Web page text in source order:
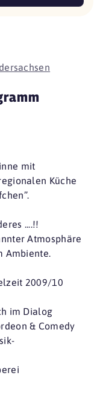
mit
Küche
....!!
Atmosphäre
Ambiente.
2009/10
im Dialog
& Comedy